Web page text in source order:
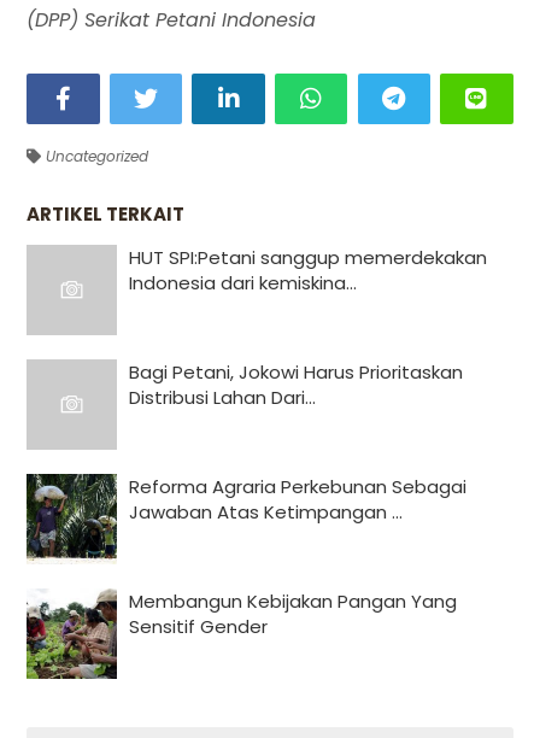
(DPP) Serikat Petani Indonesia
Uncategorized
ARTIKEL TERKAIT
HUT SPI:Petani sanggup memerdekakan
Indonesia dari kemiskina...
Bagi Petani, Jokowi Harus Prioritaskan
Distribusi Lahan Dari...
Reforma Agraria Perkebunan Sebagai
Jawaban Atas Ketimpangan ...
Membangun Kebijakan Pangan Yang
Sensitif Gender